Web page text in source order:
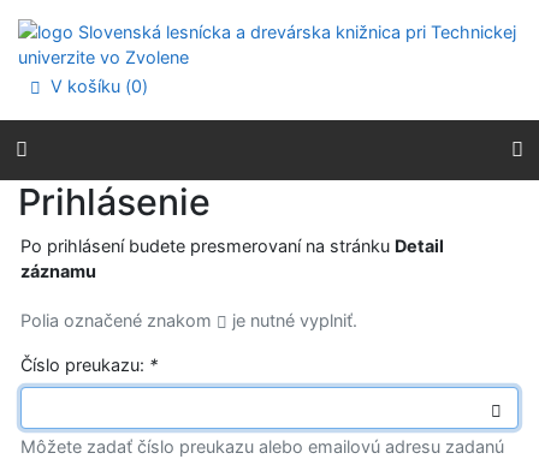
Prejsť na menu
Prehlásenie o webovej prístupnosti
V košíku (0)
Prihlásenie
Po prihlásení budete presmerovaní na stránku Detail
záznamu
Polia označené znakom je nutné vyplniť.
Číslo preukazu: *
Môžete zadať číslo preukazu alebo emailovú adresu zadanú